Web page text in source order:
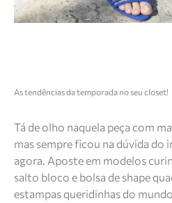
As tendências da temporada no seu closet!
Tá de olho naquela peça com
mas sempre ficou na dúvida do
agora. Aposte em modelos
salto bloco e bolsa de shape
estampas queridinhas do